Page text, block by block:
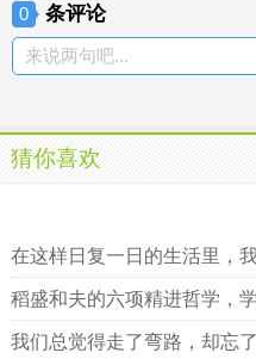
0 条评论
来说两句吧...
猜你喜欢
在这样日复一日的生活里，
稻盛和夫的六项精进哲学，
我们总觉得走了弯路，却忘